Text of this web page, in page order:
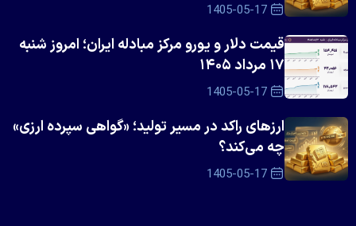
1405-05-17
قیمت دلار و یورو مرکز مبادله ایران؛ امروز شنبه
۱۷ مرداد ۱۴۰۵
1405-05-17
ارزهای راکد در مسیر تولید؛ «گواهی سپرده ارزی»
چه می‌کند؟
1405-05-17